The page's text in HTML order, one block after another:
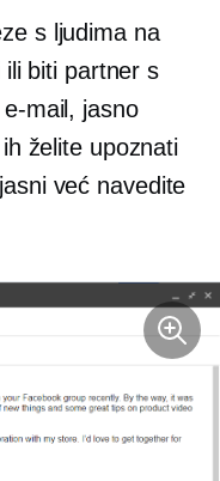
s ljudima na
biti partner s
mail, jasno
želite upoznati
već navedite